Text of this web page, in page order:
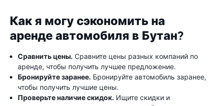
Как я могу сэкономить на
аренде автомобиля в Бутан?
Сравнить цены. Сравните цены разных компаний по
аренде, чтобы получить лучшее предложение.
Бронируйте заранее. Бронируйте автомобиль заранее,
чтобы получить лучшие цены.
Проверьте наличие скидок. Ищите скидки и